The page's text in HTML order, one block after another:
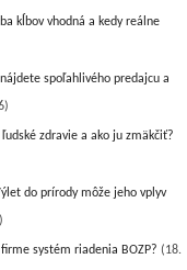
kĺbov vhodná a kedy reálne
spoľahlivého predajcu a
zdravie a ako ju zmäkčiť?
do prírody môže jeho vplyv
systém riadenia BOZP? (18.